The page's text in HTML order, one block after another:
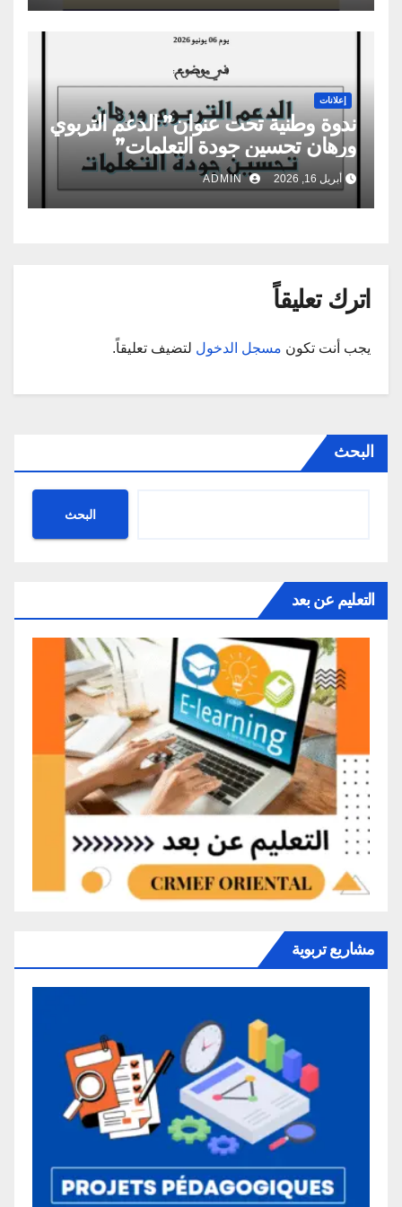
إعلانات
ندوة وطنية تحت عنوان” الدعم التربوي
ورهان تحسين جودة التعلمات”
أبريل 16, 2026 ADMIN
اترك تعليقاً
يجب أنت تكون مسجل الدخول لتضيف تعليقاً.
البحث
البحث
التعليم عن بعد
مشاريع تربوية